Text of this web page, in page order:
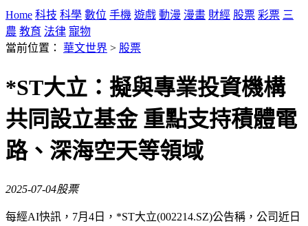
Home 科技 科學 數位 手機 遊戲 動漫 漫畫 財經 股票 彩票 三
農 教育 法律 寵物
當前位置： 華文世界 > 股票
*ST大立：擬與專業投資機構
共同設立基金 重點支持積體電
路、深海空天等領域
2025-07-04股票
每經AI快訊，7月4日，*ST大立(002214.SZ)公告稱，公司近日